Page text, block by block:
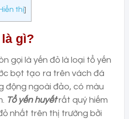
thị]
gì?
gọi là yến đỏ là loại tổ yến
bọt tạo ra trên vách đá
động ngoài đảo, có màu
Tổ yến huyếtrất quý hiếm
nhất trên thị trường bởi